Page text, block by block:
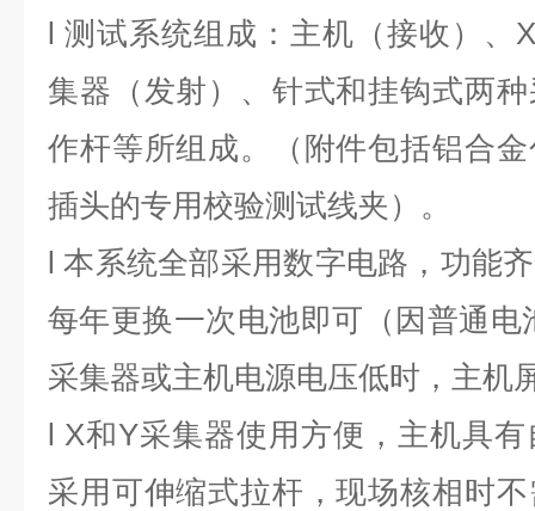
l 测试系统组成：主机（接收）、
集器（发射）、针式和挂钩式两
作杆等所组成。（附件包括铝合
插头的专用校验测试线夹）。
l本系统全部采用数字电路，功能
每年更换一次电池即可（因普通
采集器或主机电源电压低时，主机
l X和Y采集器使用方便，主机具
采用可伸缩式拉杆，现场核相时